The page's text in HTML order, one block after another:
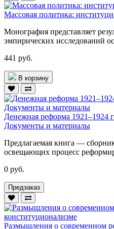
Массовая политика:
Монография представляет
эмпирических исследований
441 руб.
В корзину
Денежная реформа 1921–1924
Документы и материалы
Предлагаемая книга —
освещающих процесс
0 руб.
Предзаказ
Размышления о современном